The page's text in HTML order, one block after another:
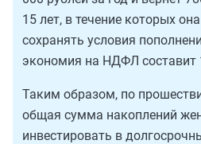
15 лет, в течение которых
сохранять условия
экономия на НДФЛ составит
Таким образом, по
общая сумма накоплений
инвестировать в